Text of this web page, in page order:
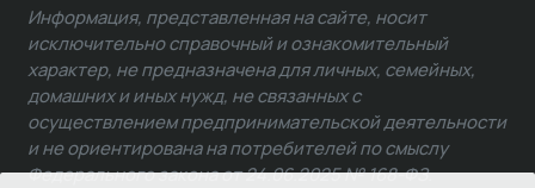
Информация, представленная на сайте, носит
исключительно справочный и ознакомительный
характер, не предназначена для личных, семейных,
домашних и иных нужд, не связанных с
осуществлением предпринимательской деятельности
и не ориентирована на потребителей по смыслу
Федерального закона от 24.06.2025 № 168-ФЗ.